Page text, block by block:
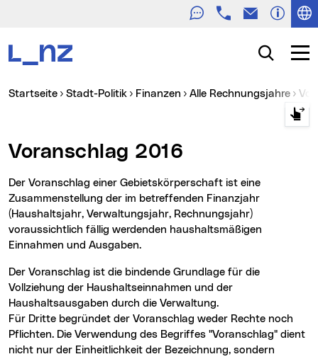
TelefonE-Mail
Suche
Sie sind hier:
Startseite Stadt-Politik Finanzen Alle Rechnungsjahre
Voranschlag 2016
Der Voranschlag einer Gebietskörperschaft ist eine
Zusammenstellung der im betreffenden Finanzjahr
(Haushaltsjahr, Verwaltungsjahr, Rechnungsjahr)
voraussichtlich fällig werdenden haushaltsmäßigen
Einnahmen und Ausgaben.
Der Voranschlag ist die bindende Grundlage für die
Vollziehung der Haushaltseinnahmen und der
Haushaltsausgaben durch die Verwaltung.
Für Dritte begründet der Voranschlag weder Rechte noch
Pflichten. Die Verwendung des Begriffes "Voranschlag" dient
nicht nur der Einheitlichkeit der Bezeichnung, sondern